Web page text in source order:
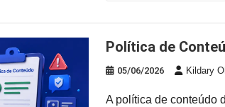
Política de
05/06/2026 Kildary
A política de conteúdo